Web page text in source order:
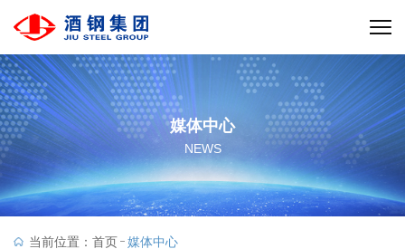
媒体中心
NEWS
当前位置： 首页 媒体中心